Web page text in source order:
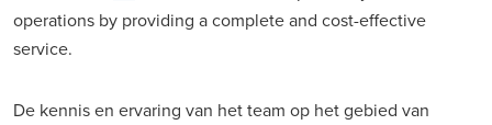
operations by providing a complete and cost-effective
service.
De kennis en ervaring van het team op het gebied van